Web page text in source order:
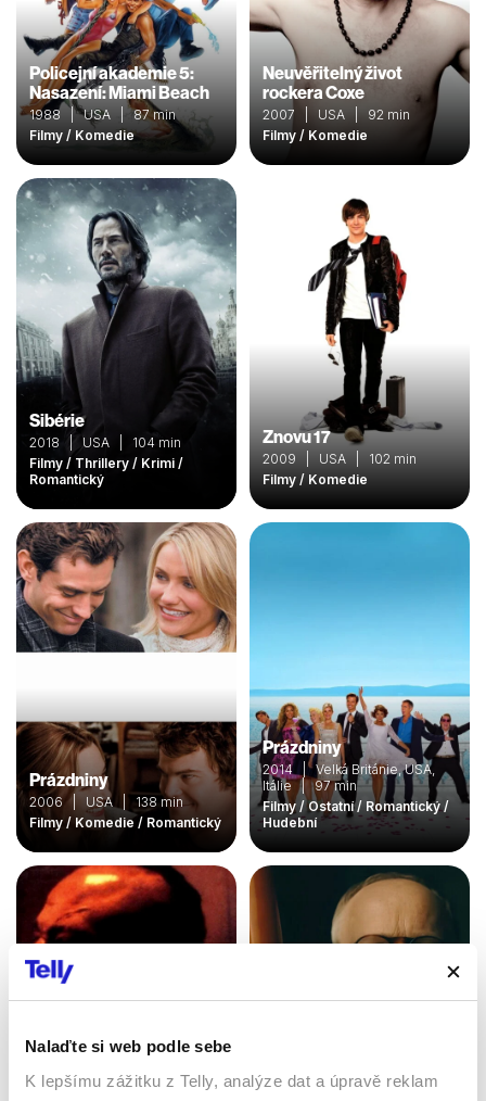
Nalaďte si web podle sebe
K lepšímu zážitku z Telly, analýze dat a úpravě reklam
Policejní akademie 5:
Nasazení: Miami Beach
1988 | USA | 87 min
Filmy / Komedie
Neuvěřitelný život
rockera Coxe
2007 | USA | 92 min
Filmy / Komedie
Sibérie
2018 | USA | 104 min
Filmy / Thrillery / Krimi /
Romantický
Znovu 17
2009 | USA | 102 min
Filmy / Komedie
Prázdniny
2006 | USA | 138 min
Filmy / Komedie / Romantický
Prázdniny
2014 | Velká Británie, USA,
Itálie | 97 min
Filmy / Ostatní / Romantický /
Hudební